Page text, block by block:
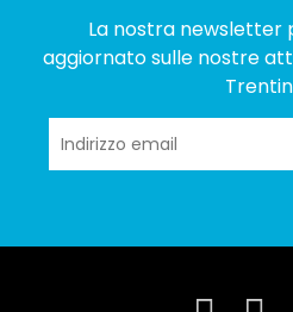
La nostra newsletter
aggiornato sulle nostre